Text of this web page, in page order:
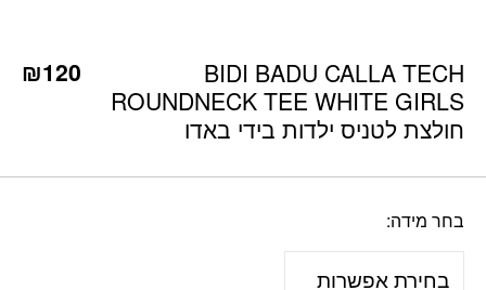
BIDI BADU CALLA TECH
ROUNDNECK TEE WHITE GIRLS
חולצת לטניס ילדות בידי באדו
₪120
בחר מידה